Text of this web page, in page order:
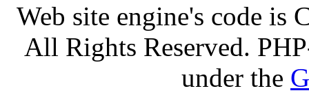
Web site engine's code
All Rights Reserved.
under the